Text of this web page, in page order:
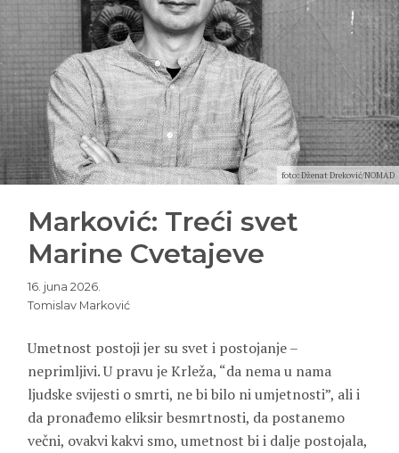
foto: Dženat Dreković/NOMAD
Marković: Treći svet
Marine Cvetajeve
16. juna 2026.
Tomislav Marković
Umetnost postoji jer su svet i postojanje –
neprimljivi. U pravu je Krleža, “da nema u nama
ljudske svijesti o smrti, ne bi bilo ni umjetnosti”, ali i
da pronađemo eliksir besmrtnosti, da postanemo
večni, ovakvi kakvi smo, umetnost bi i dalje postojala,